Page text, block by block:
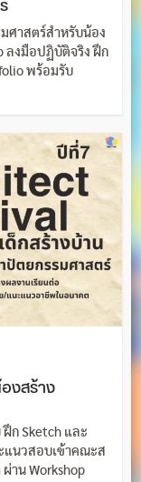
มศาสตร์สำหรับน้อง
ลงมือปฏิบัติจริง ฝึก
พร้อมรับ
งสร้าง
ก Sketch และ
แนวสอบเข้าคณะส
าน Workshop